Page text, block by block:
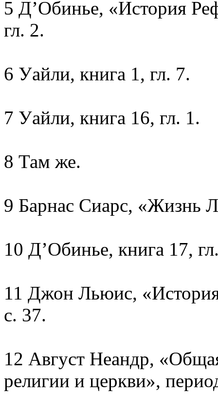
5 Д’Обинье, «История
гл. 2.
6 Уайли, книга 1, гл. 7.
7 Уайли, книга 16, гл. 1.
8 Там же.
9 Барнас Сиарс, «Жизнь
10 Д’Обинье, книга 17,
11 Джон Льюис,
с. 37.
12 Август Неандр,
религии и церкви»,